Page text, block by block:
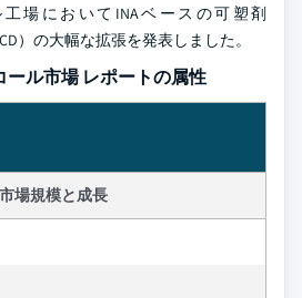
場においてINAベースの可塑剤
）の大幅な拡張を発表しました。
ール市場 レポートの属性
市場規模と成長